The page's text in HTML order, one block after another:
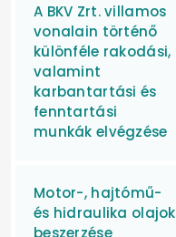
A BKV Zrt. villamos
vonalain történő
különféle rakodási,
valamint
karbantartási és
fenntartási
munkák elvégzése
Motor-, hajtómű-
és hidraulika olajok
beszerzése